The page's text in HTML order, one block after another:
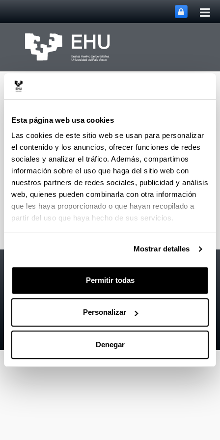
Esta página web usa cookies
Las cookies de este sitio web se usan para personalizar
el contenido y los anuncios, ofrecer funciones de redes
sociales y analizar el tráfico. Además, compartimos
información sobre el uso que haga del sitio web con
nuestros partners de redes sociales, publicidad y análisis
web, quienes pueden combinarla con otra información
que les haya proporcionado o que hayan recopilado a
partir del uso que haya hecho de sus servicios.
Mostrar detalles
Permitir todas
Personalizar
Denegar
Centro de Fabricación
Avanzada Aeronáutica
MenúAbrir/cerrar
Eventos
Contacto